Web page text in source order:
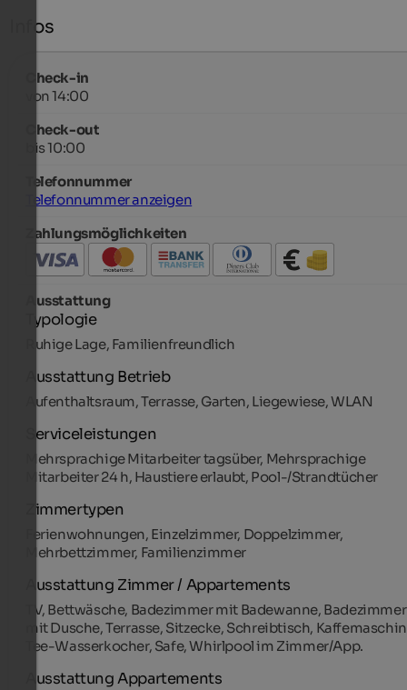
Infos
Check-in
von 14:00
Check-out
bis 10:00
Telefonnummer
Telefonnummer anzeigen
Zahlungsmöglichkeiten
Ausstattung
Typologie
Ruhige Lage, Familienfreundlich
Ausstattung Betrieb
Aufenthaltsraum, Terrasse, Garten, Liegewiese, WLAN
Serviceleistungen
Mehrsprachige Mitarbeiter tagsüber, Mehrsprachige
Mitarbeiter 24 h, Haustiere erlaubt, Pool-/Strandtücher
Zimmertypen
Ferienwohnungen, Einzelzimmer, Doppelzimmer,
Mehrbettzimmer, Familienzimmer
Ausstattung Zimmer / Appartements
TV, Bettwäsche, Badezimmer mit Badewanne, Badezimmer
mit Dusche, Terrasse, Sitzecke, Schreibtisch,
Tee-Wasserkocher, Safe, Whirlpool im Zimmer/App.
Ausstattung Appartements